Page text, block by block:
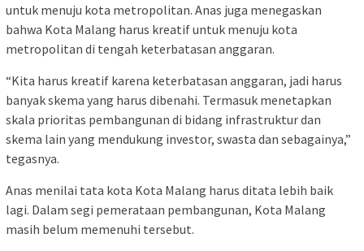
untuk menuju kota metropolitan. Anas juga menegaskan
bahwa Kota Malang harus kreatif untuk menuju kota
metropolitan di tengah keterbatasan anggaran.
“Kita harus kreatif karena keterbatasan anggaran, jadi harus
banyak skema yang harus dibenahi. Termasuk menetapkan
skala prioritas pembangunan di bidang infrastruktur dan
skema lain yang mendukung investor, swasta dan sebagainya,”
tegasnya.
Anas menilai tata kota Kota Malang harus ditata lebih baik
lagi. Dalam segi pemerataan pembangunan, Kota Malang
masih belum memenuhi tersebut.